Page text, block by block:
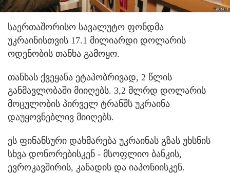
საერთაშორისო სავალუტო ფონდმა
უკრაინისთვის 17.1 მილიარდი დოლარის
ოდენობის თანხა გამოყო.
თანხას ქვეყანა ეტაპობრივად, 2 წლის
განმავლობაში მიიღებს. 3,2 მლრდ დოლარის
მოცულობის პირველ ტრანშს უკრაინა
დაუყოვნებლივ მიიღებს.
ეს ფინანსური დახმარება უკრაინას გზას უხსნის
სხვა დონორებისკენ - მსოფლიო ბანკის,
ევროკავშირის, კანადის და იაპონიისკენ.